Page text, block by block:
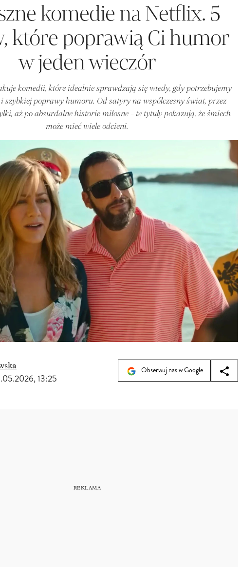
komedie na Netflix. 5
które poprawią Ci humor
w jeden wieczór
komedii, które idealnie sprawdzają się wtedy, gdy potrzebujemy
i szybkiej poprawy humoru. Od satyry na współczesny świat, przez
aż po absurdalne historie miłosne - te tytuły pokazują, że śmiech
może mieć wiele odcieni.
13:25
Obserwuj nas w Google